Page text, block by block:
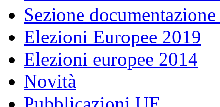
Sezione
Elezioni Europee 2019
Elezioni europee 2014
Novità